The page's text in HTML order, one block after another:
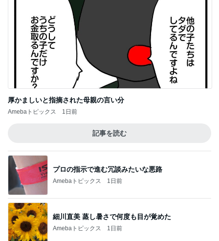
厚かましいと指摘された母親の言い分
Amebaトピックス 1日前
記事を読む
プロの指示で進む冗談みたいな悪路
Amebaトピックス 1日前
細川直美 蒸し暑さで何度も目が覚めた
Amebaトピックス 1日前